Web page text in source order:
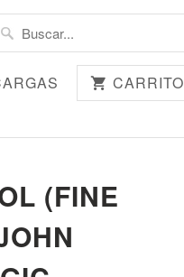
CARRITO
(FINE